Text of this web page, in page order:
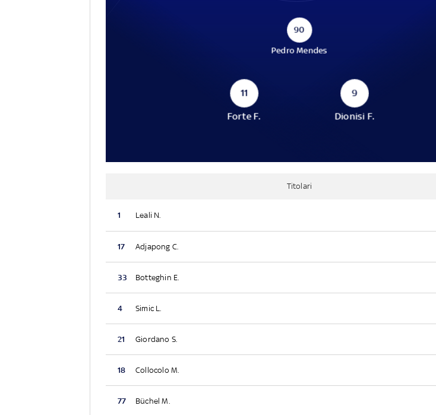
90
Pedro Mendes
11
Forte F.
9
Dionisi F.
Titolari
1 Leali N.
17 Adjapong C.
33 Botteghin E.
4 Simic L.
21 Giordano S.
18 Collocolo M.
77 Büchel M.